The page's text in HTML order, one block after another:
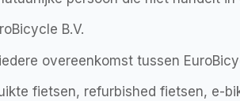
B.V.
iedere overeenkomst tussen
fietsen, refurbished fietsen, e-